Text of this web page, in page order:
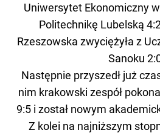
Uniwersytet Ekonomiczny
Politechnikę Lubelską
Rzeszowska zwyciężyła z
Sanoku
Następnie przyszedł już
nim krakowski zespół
9:5 i został nowym
Z kolei na najniższym